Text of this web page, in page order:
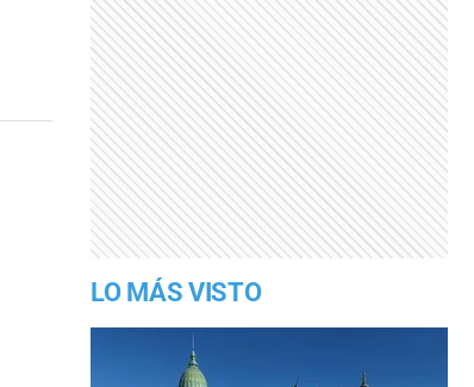
LO MÁS VISTO